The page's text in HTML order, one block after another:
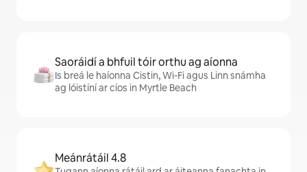
Saoráidí a bhfuil tóir orthu ag aíonna
Is breá le haíonna Cistin, Wi-Fi agus Linn snámha
ag lóistíní ar cíos in Myrtle Beach
Meánrátáil 4.8